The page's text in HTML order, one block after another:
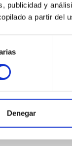
publicidad y
a partir del
Denegar
LLC
del TMT en el